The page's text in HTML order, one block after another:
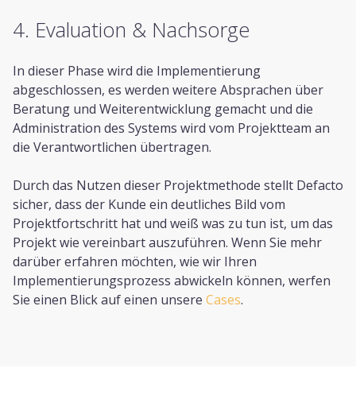
4. Evaluation & Nachsorge
In dieser Phase wird die Implementierung
abgeschlossen, es werden weitere Absprachen über
Beratung und Weiterentwicklung gemacht und die
Administration des Systems wird vom Projektteam an
die Verantwortlichen übertragen.
Durch das Nutzen dieser Projektmethode stellt Defacto
sicher, dass der Kunde ein deutliches Bild vom
Projektfortschritt hat und weiß was zu tun ist, um das
Projekt wie vereinbart auszuführen. Wenn Sie mehr
darüber erfahren möchten, wie wir Ihren
Implementierungsprozess abwickeln können, werfen
Sie einen Blick auf einen unsere Cases.